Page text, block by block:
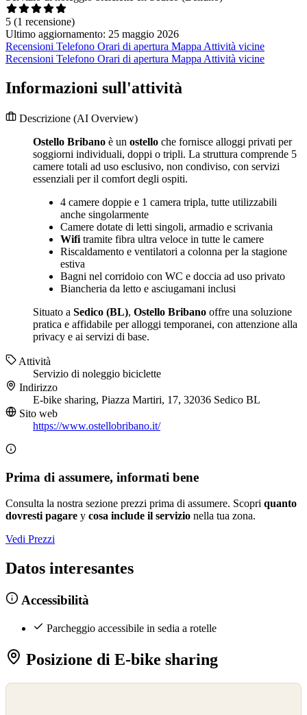
5 (1 recensione)
Ultimo aggiornamento: 25 maggio 2026
Recensioni Telefono Orari di apertura Mappa Attività vicine
Recensioni Telefono Orari di apertura Mappa Attività vicine
Informazioni sull'attività
Descrizione (AI Overview)
Ostello Bribano è un ostello che fornisce alloggi privati per
soggiorni individuali, doppi o tripli. La struttura comprende 5
camere totali ad uso esclusivo, non condiviso, con servizi
essenziali per il comfort degli ospiti.
4 camere doppie e 1 camera tripla, tutte utilizzabili
anche singolarmente
Camere dotate di letti singoli, armadio e scrivania
Wifi tramite fibra ultra veloce in tutte le camere
Riscaldamento e ventilatori a colonna per la stagione
estiva
Bagni nel corridoio con WC e doccia ad uso privato
Biancheria da letto e asciugamani inclusi
Situato a Sedico (BL), Ostello Bribano offre una soluzione
pratica e affidabile per alloggi temporanei, con attenzione alla
privacy e ai servizi di base.
Attività
Servizio di noleggio biciclette
Indirizzo
E-bike sharing, Piazza Martiri, 17, 32036 Sedico BL
Sito web
https://www.ostellobribano.it/
Prima di assumere, informati bene
Consulta la nostra sezione prezzi prima di assumere. Scopri quanto
dovresti pagare y cosa include il servizio nella tua zona.
Vedi Prezzi
Datos interesantes
Accessibilità
Parcheggio accessibile in sedia a rotelle
Posizione di E-bike sharing